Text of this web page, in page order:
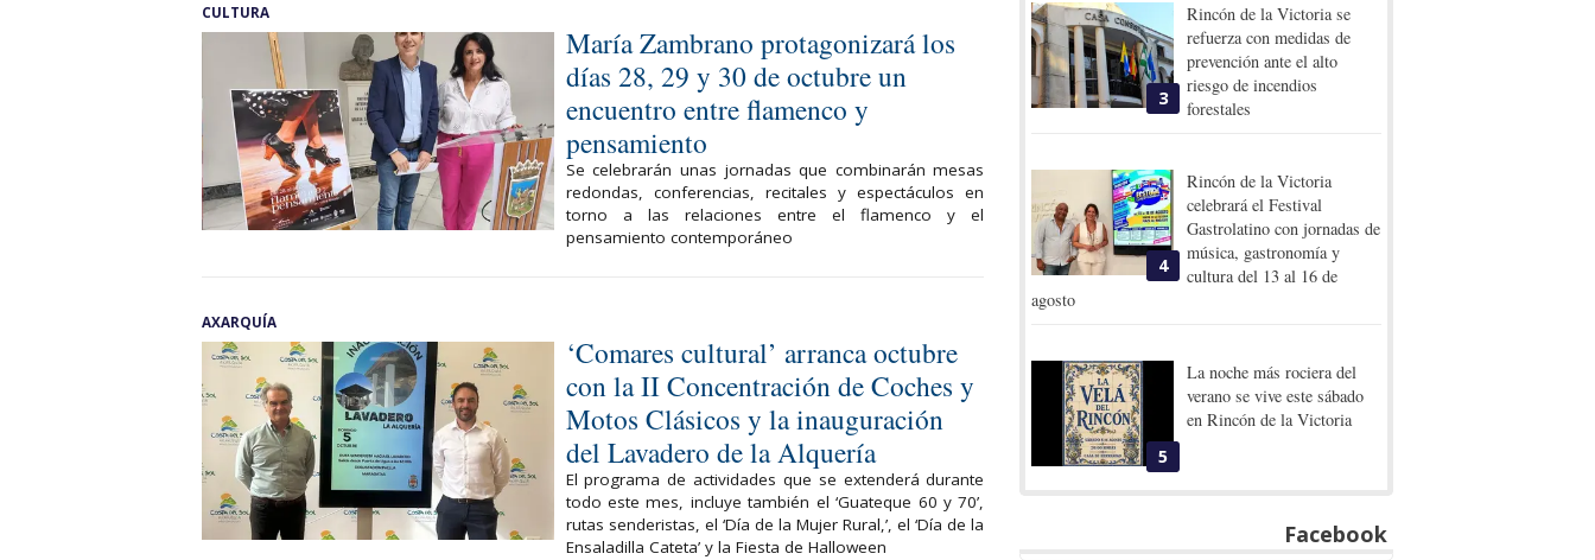
CULTURA
María Zambrano protagonizará los
días 28, 29 y 30 de octubre un
encuentro entre flamenco y
pensamiento
Se celebrarán unas jornadas que combinarán mesas
redondas, conferencias, recitales y espectáculos en
torno a las relaciones entre el flamenco y el
pensamiento contemporáneo
AXARQUÍA
‘Comares cultural’ arranca octubre
con la II Concentración de Coches y
Motos Clásicos y la inauguración
del Lavadero de la Alquería
El programa de actividades que se extenderá durante
todo este mes, incluye también el ‘Guateque 60 y 70’,
rutas senderistas, el ‘Día de la Mujer Rural,’, el ‘Día de la
Ensaladilla Cateta’ y la Fiesta de Halloween
3
Rincón de la Victoria se
refuerza con medidas de
prevención ante el alto
riesgo de incendios
forestales
4
Rincón de la Victoria
celebrará el Festival
Gastrolatino con jornadas de
música, gastronomía y
cultura del 13 al 16 de
agosto
5
La noche más rociera del
verano se vive este sábado
en Rincón de la Victoria
Facebook